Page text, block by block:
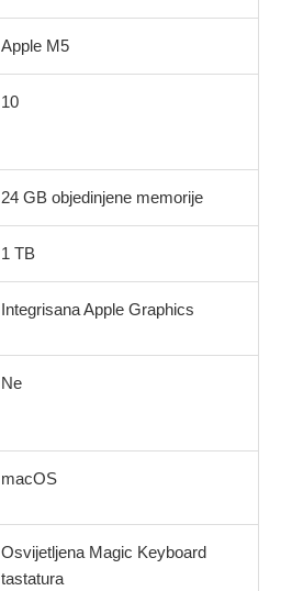
Apple M5
10
24 GB objedinjene memorije
1 TB
Integrisana Apple Graphics
Ne
macOS
Osvijetljena Magic Keyboard
tastatura